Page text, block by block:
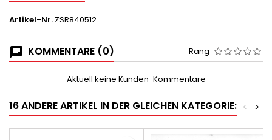
Artikel-Nr. ZSR840512
KOMMENTARE (0) Rang
Aktuell keine Kunden-Kommentare
16 ANDERE ARTIKEL IN DER GLEICHEN KATEGORIE: >
<